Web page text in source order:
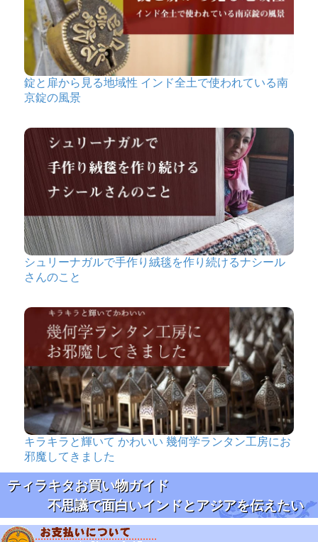
錠と扉から見る地域性 インド全土で使われている南
京錠の風景
シュリーナガルで手作り絨毯を作り続けるナシール
さんのこと
キラキラと輝いて かわいい 幾何学ランタン工房にお
邪魔してきました
ティラキタお買い物ガイド
不思議で面白いインドとアジアを伝えたい